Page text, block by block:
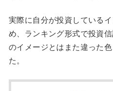
実際に自分が投資している
め、ランキング形式で投資
のイメージとはまた違った
た。